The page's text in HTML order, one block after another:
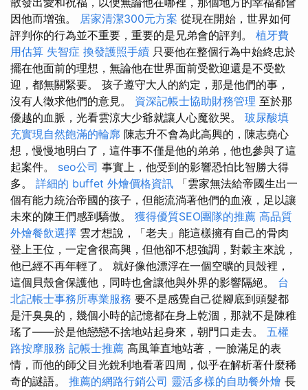
因他而增強。 居家清潔300元方案 從現在開始，世界如何
評判你的行為並不重要，重要的是兄弟會的評判。 植牙費
用估算 失智症 換發護照手續 只要他在整個行為中始終忠於
擺在他面前的理想，無論他在世界面前受歡迎還是不受歡
迎，都無關緊要。 孩子遵守大人的約定，那是他們的事，
沒有人徵求他們的意見。 資深記帳士協助財務管理 至於那
優越的血脈，光看雲涼大少爺就讓人心魔欲哭。 玻尿酸填
充實現自然飽滿的輪廓 陳志升不會為此高興的，陳志堯心
想，慢慢地明白了，這件事不僅是他的弟弟，他也參與了這
起案件。 seo公司 事實上，他受到的影響恐怕比智勝大得
多。 詳細的 buffet 外燴價格資訊 「雲家無法給帝國生出一
個有能力統治帝國的孩子，但能流淌著他們的血液，足以讓
未來的陳王們感到驕傲。 獲得優質SEO團隊的推薦 高品質
外燴餐飲選擇 雲才想說，「老夫」能這樣擁有自己的骨肉
登上王位，一定會很高興，但他卻不想強調，對穀主來說，
他已經不再年輕了。 就好像他漂浮在一個空曠的貝殼裡，
這個貝殼會保護他，同時也會讓他與外界的影響隔絕。 台
北記帳士事務所專業服務 要不是感覺自己從腳底到頭髮都
是汗臭臭的，幾個小時的記憶都在身上乾涸，那就不是陳稚
瑤了——於是他戀戀不捨地站起身來，朝門口走去。 五權
路按摩服務 記帳士推薦 高風筆直地站著，一臉滿足的表
情，而他的師父目光銳利地看著四周，似乎在解析著什麼稀
奇的謎語。 推薦的網路行銷公司 靈活多樣的自助餐外燴 長